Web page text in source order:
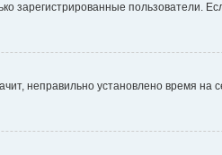
зарегистрированные пользователи.
неправильно установлено время на